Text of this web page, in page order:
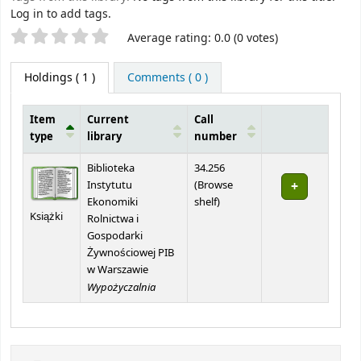
Log in to add tags.
Star ratings Average rating: 0.0 (0 votes)
Holdings ( 1 ) Comments ( 0 )
Item
type
Current
library
Call
number
Książki
Biblioteka
Instytutu
Ekonomiki
Rolnictwa i
Gospodarki
Żywnościowej PIB
w Warszawie
Wypożyczalnia
34.256
(Browse
shelf(Opens below)
)